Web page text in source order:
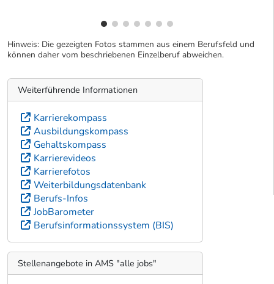
Hinweis: Die gezeigten Fotos stammen aus einem Berufsfeld und
können daher vom beschriebenen Einzelberuf abweichen.
Weiterführende Informationen
Karrierekompass
Ausbildungskompass
Gehaltskompass
Karrierevideos
Karrierefotos
Weiterbildungsdatenbank
Berufs-Infos
JobBarometer
Berufsinformationssystem (BIS)
Stellenangebote in AMS "alle jobs"